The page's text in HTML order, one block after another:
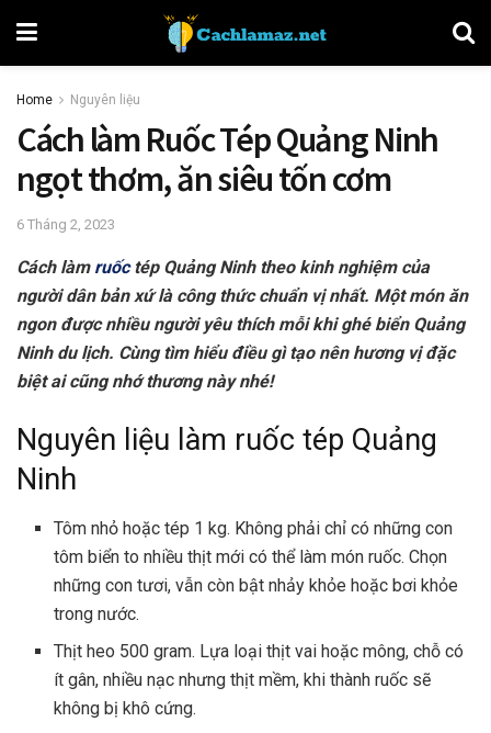
Home Nguyên liệu
Cách làm Ruốc Tép Quảng Ninh
ngọt thơm, ăn siêu tốn cơm
6 Tháng 2, 2023
Cách làm ruốctép Quảng Ninh theo kinh nghiệm của
người dân bản xứ là công thức chuẩn vị nhất. Một món ăn
ngon được nhiều người yêu thích mỗi khi ghé biển Quảng
Ninh du lịch. Cùng tìm hiểu điều gì tạo nên hương vị đặc
biệt ai cũng nhớ thương này nhé!
Nguyên liệu làm ruốc tép Quảng
Ninh
Tôm nhỏ hoặc tép 1 kg. Không phải chỉ có những con
tôm biển to nhiều thịt mới có thể làm món ruốc. Chọn
những con tươi, vẫn còn bật nhảy khỏe hoặc bơi khỏe
trong nước.
Thịt heo 500 gram. Lựa loại thịt vai hoặc mông, chỗ có
ít gân, nhiều nạc nhưng thịt mềm, khi thành ruốc sẽ
không bị khô cứng.